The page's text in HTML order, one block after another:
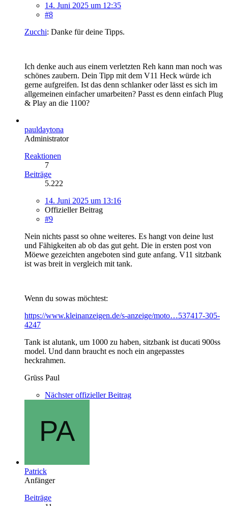
14. Juni 2025 um 12:35
#8
Zucchi: Danke für deine Tipps.
Ich denke auch aus einem verletzten Reh kann man noch was
schönes zaubern. Dein Tipp mit dem V11 Heck würde ich
gerne aufgreifen. Ist das denn schlanker oder lässt es sich im
allgemeinen einfacher umarbeiten? Passt es denn einfach Plug
& Play an die 1100?
pauldaytona
Administrator
Reaktionen
7
Beiträge
5.222
14. Juni 2025 um 13:16
Offizieller Beitrag
#9
Nein nichts passt so ohne weiteres. Es hangt von deine lust
und Fähigkeiten ab ob das gut geht. Die in ersten post von
Möewe gezeichten angeboten sind gute anfang. V11 sitzbank
ist was breit in vergleich mit tank.
Wenn du sowas möchtest:
https://www.kleinanzeigen.de/s-anzeige/moto…537417-305-
4247
Tank ist alutank, um 1000 zu haben, sitzbank ist ducati 900ss
model. Und dann braucht es noch ein angepasstes
heckrahmen.
Grüss Paul
Nächster offizieller Beitrag
Patrick
Anfänger
Beiträge